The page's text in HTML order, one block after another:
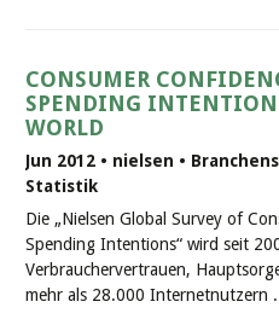
CONSUMER
SPENDING
WORLD
Jun 2012 • nielsen •
Statistik
Die „Nielsen Global Survey of
Spending Intentions“ wird seit
Verbrauchervertrauen,
mehr als 28.000 Internetnutzern